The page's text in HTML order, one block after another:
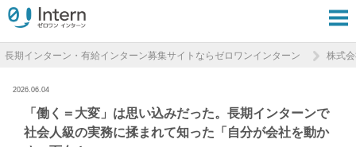
長期インターン・有給インターン募集サイトならゼロワンインターン 株式
2026.06.04
「働く＝大変」は思い込みだった。長期インターンで
社会人級の実務に揉まれて知った「自分が会社を動か